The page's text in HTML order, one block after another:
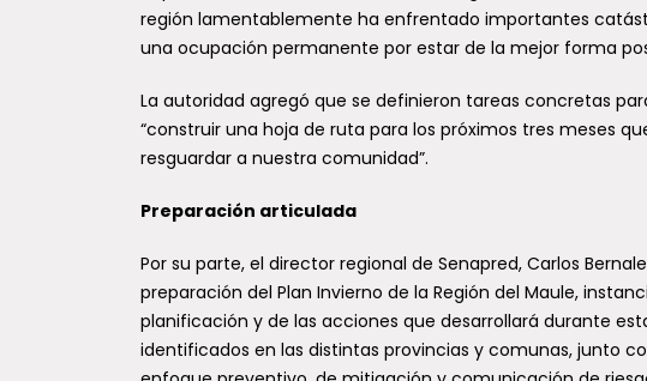
región lamentablemente ha enfrentado importantes
una ocupación permanente por estar de la mejor forma
La autoridad agregó que se definieron tareas concretas
“construir una hoja de ruta para los próximos tres meses
resguardar a nuestra comunidad”.
Preparación articulada
Por su parte, el director regional de Senapred, Carlos
preparación del Plan Invierno de la Región del Maule,
planificación y de las acciones que desarrollará durante
identificados en las distintas provincias y comunas, junto